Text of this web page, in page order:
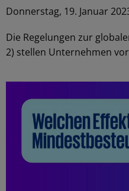
Donnerstag, 19. Januar
Die Regelungen zur
2) stellen Unternehmen